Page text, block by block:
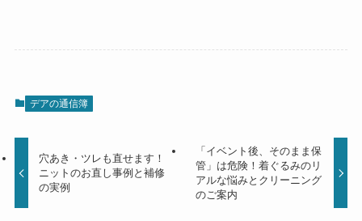
デアの通信簿
穴あき・ツレも直せます！
ニットのお直し事例と補修
の実例
「イベント後、そのまま保
管」は危険！着ぐるみのリ
アルな悩みとクリーニング
のご案内